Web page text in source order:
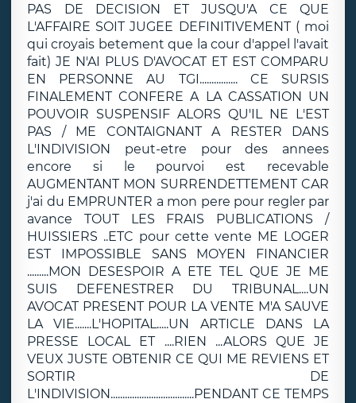
PAS DE DECISION ET JUSQU'A CE QUE
L'AFFAIRE SOIT JUGEE DEFINITIVEMENT ( moi
qui croyais betement que la cour d'appel l'avait
fait) JE N'AI PLUS D'AVOCAT ET EST COMPARU
EN PERSONNE AU TGI................ CE SURSIS
FINALEMENT CONFERE A LA CASSATION UN
POUVOIR SUSPENSIF ALORS QU'IL NE L'EST
PAS / ME CONTAIGNANT A RESTER DANS
L'INDIVISION peut-etre pour des annees
encore si le pourvoi est recevable
AUGMENTANT MON SURRENDETTEMENT CAR
j'ai du EMPRUNTER a mon pere pour regler par
avance TOUT LES FRAIS PUBLICATIONS /
HUISSIERS ..ETC pour cette vente ME LOGER
EST IMPOSSIBLE SANS MOYEN FINANCIER
.........MON DESESPOIR A ETE TEL QUE JE ME
SUIS DEFENESTRER DU TRIBUNAL....UN
AVOCAT PRESENT POUR LA VENTE M'A SAUVE
LA VIE.......L'HOPITAL.....UN ARTICLE DANS LA
PRESSE LOCAL ET ....RIEN ...ALORS QUE JE
VEUX JUSTE OBTENIR CE QUI ME REVIENS ET
SORTIR DE
L'INDIVISION...................................PENDANT CE TEMPS